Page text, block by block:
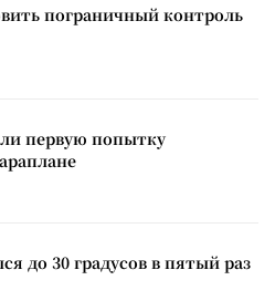
пограничный контроль
первую попытку
до 30 градусов в пятый раз